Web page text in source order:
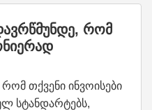
რომ
თქვენი ინვოისები
სტანდარტებს,